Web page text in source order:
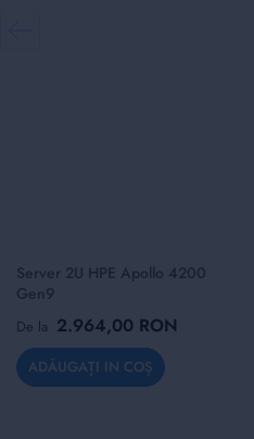
Server 2U HPE Apollo 4200
Gen9
De la 2.964,00 RON
ADĂUGAȚI IN COȘ